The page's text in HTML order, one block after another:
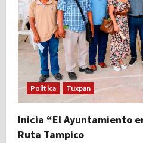
Politica Tuxpan
Inicia “El Ayuntamiento
Ruta Tampico